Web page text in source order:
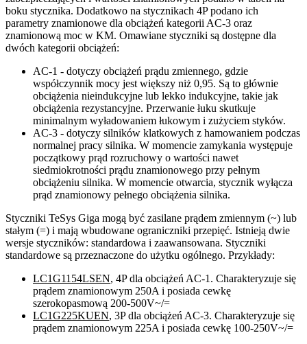
boku stycznika. Dodatkowo na stycznikach 4P podano ich
parametry znamionowe dla obciążeń kategorii AC-3 oraz
znamionową moc w KM. Omawiane styczniki są dostępne dla
dwóch kategorii obciążeń:
AC-1 - dotyczy obciążeń prądu zmiennego, gdzie
współczynnik mocy jest większy niż 0,95. Są to głównie
obciążenia nieindukcyjne lub lekko indukcyjne, takie jak
obciążenia rezystancyjne. Przerwanie łuku skutkuje
minimalnym wyładowaniem łukowym i zużyciem styków.
AC-3 - dotyczy silników klatkowych z hamowaniem podczas
normalnej pracy silnika. W momencie zamykania występuje
początkowy prąd rozruchowy o wartości nawet
siedmiokrotności prądu znamionowego przy pełnym
obciążeniu silnika. W momencie otwarcia, stycznik wyłącza
prąd znamionowy pełnego obciążenia silnika.
Styczniki TeSys Giga mogą być zasilane prądem zmiennym (~) lub
stałym (=) i mają wbudowane ograniczniki przepięć. Istnieją dwie
wersje styczników: standardowa i zaawansowana. Styczniki
standardowe są przeznaczone do użytku ogólnego. Przykłady:
LC1G1154LSEN, 4P dla obciążeń AC-1. Charakteryzuje się
prądem znamionowym 250A i posiada cewkę
szerokopasmową 200-500V~/=
LC1G225KUEN, 3P dla obciążeń AC-3. Charakteryzuje się
prądem znamionowym 225A i posiada cewkę 100-250V~/=